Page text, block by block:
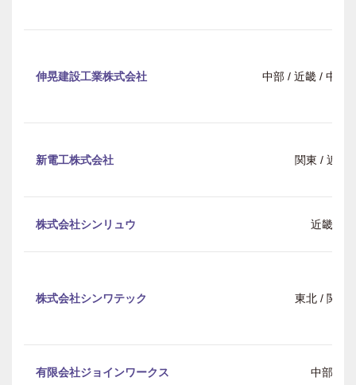
伸晃建設工業株式会社 中部 / 近畿 / 中国
新電工株式会社 関東 / 近畿
株式会社シンリュウ 近畿
株式会社シンワテック 東北 / 関東
有限会社ジョインワークス 中部